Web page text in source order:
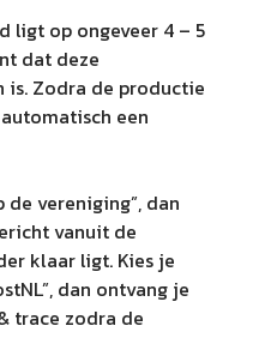
ligt op ongeveer 4 – 5
dat deze
is. Zodra de productie
een
vereniging”, dan
vanuit de
klaar ligt. Kies je
dan ontvang je
trace zodra de